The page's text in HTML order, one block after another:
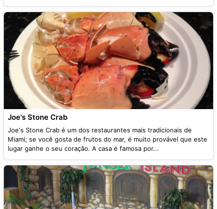
Joe's Stone Crab
Joe's Stone Crab é um dos restaurantes mais tradicionais de
Miami; se você gosta de frutos do mar, é muito provável que este
lugar ganhe o seu coração. A casa é famosa por...